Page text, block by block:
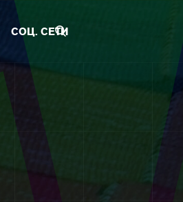
СОЦ. СЕТИ